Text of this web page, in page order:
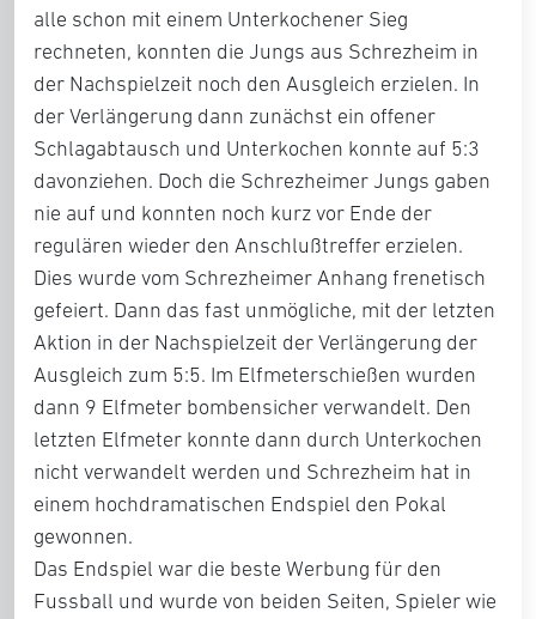
alle schon mit einem Unterkochener Sieg
rechneten, konnten die Jungs aus Schrezheim in
der Nachspielzeit noch den Ausgleich erzielen. In
der Verlängerung dann zunächst ein offener
Schlagabtausch und Unterkochen konnte auf 5:3
davonziehen. Doch die Schrezheimer Jungs gaben
nie auf und konnten noch kurz vor Ende der
regulären wieder den Anschlußtreffer erzielen.
Dies wurde vom Schrezheimer Anhang frenetisch
gefeiert. Dann das fast unmögliche, mit der letzten
Aktion in der Nachspielzeit der Verlängerung der
Ausgleich zum 5:5. Im Elfmeterschießen wurden
dann 9 Elfmeter bombensicher verwandelt. Den
letzten Elfmeter konnte dann durch Unterkochen
nicht verwandelt werden und Schrezheim hat in
einem hochdramatischen Endspiel den Pokal
gewonnen.
Das Endspiel war die beste Werbung für den
Fussball und wurde von beiden Seiten, Spieler wie